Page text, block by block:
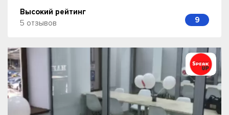
Высокий рейтинг
5 отзывов
9